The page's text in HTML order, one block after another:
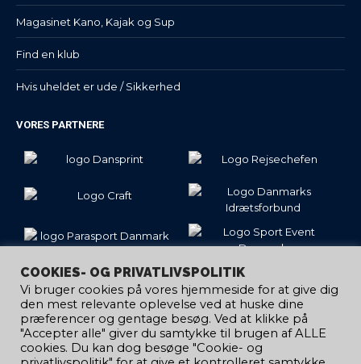
Magasinet Kano, Kajak og Sup
Find en klub
Hvis uheldet er ude / Sikkerhed
VORES PARTNERE
COOKIES- OG PRIVATLIVSPOLITIK
Vi bruger cookies på vores hjemmeside for at give dig
den mest relevante oplevelse ved at huske dine
præferencer og gentage besøg. Ved at klikke på
"Accepter alle" giver du samtykke til brugen af ​​ALLE
cookies. Du kan dog besøge "Cookie- og